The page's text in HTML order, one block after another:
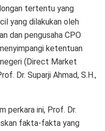
tertentu yang
yang dilakukan oleh
dan pengusaha CPO
ketentuan
(Direct Market
Dr. Suparji Ahmad, S.H.,
perkara ini, Prof. Dr.
fakta-fakta yang